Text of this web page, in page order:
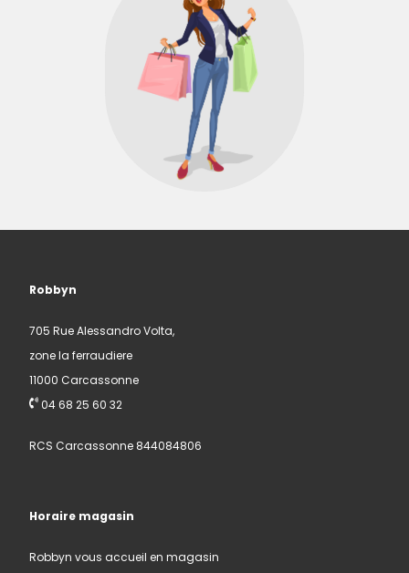
Robbyn
705 Rue Alessandro Volta,
zone la ferraudiere
11000 Carcassonne
04 68 25 60 32
RCS Carcassonne 844084806
Horaire magasin
Robbyn vous accueil en magasin